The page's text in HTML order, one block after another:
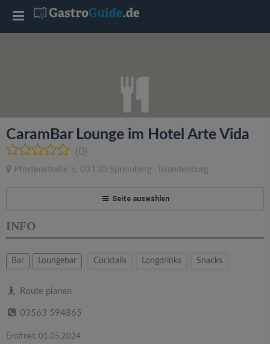
CaramBar Lounge im Hotel Arte Vida
(0)
Pfortenstraße 5 , 03130 Spremberg , Brandenburg
Seite auswählen
INFO
Bar Loungebar Cocktails Longdrinks Snacks
Route planen
03563 594865
Eröffnet: 01.05.2024
T
l
e
a
v
g